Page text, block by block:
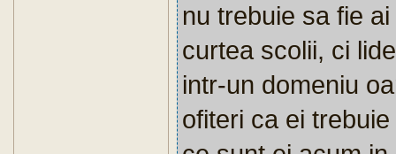
nu trebuie sa fie
curtea scolii, ci
intr-un domeniu
ofiteri ca ei